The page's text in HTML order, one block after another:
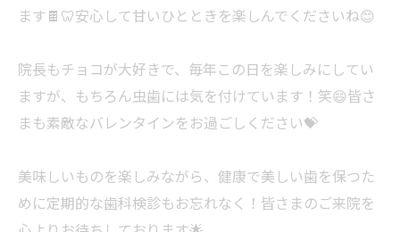
ます🍫🦷安心して甘いひとときを楽しんでくださいね😊
院長もチョコが大好きで、毎年この日を楽しみにしてい
ますが、もちろん虫歯には気を付けています！笑😄皆さ
まも素敵なバレンタインをお過ごしください💝
美味しいものを楽しみながら、健康で美しい歯を保つた
めに定期的な歯科検診もお忘れなく！皆さまのご来院を